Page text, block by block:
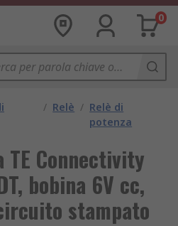
0
/ Relè / Relè di
potenza
TE Connectivity
bobina 6V cc,
stampato